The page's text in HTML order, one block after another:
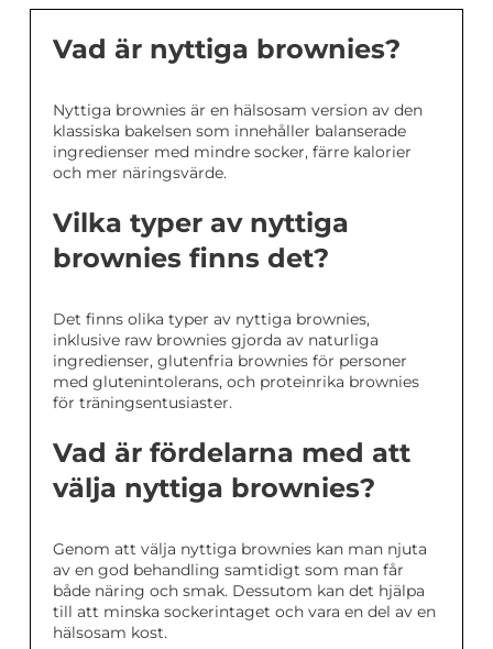
Vad är nyttiga brownies?
Nyttiga brownies är en hälsosam version av den
klassiska bakelsen som innehåller balanserade
ingredienser med mindre socker, färre kalorier
och mer näringsvärde.
Vilka typer av nyttiga
brownies finns det?
Det finns olika typer av nyttiga brownies,
inklusive raw brownies gjorda av naturliga
ingredienser, glutenfria brownies för personer
med glutenintolerans, och proteinrika brownies
för träningsentusiaster.
Vad är fördelarna med att
välja nyttiga brownies?
Genom att välja nyttiga brownies kan man njuta
av en god behandling samtidigt som man får
både näring och smak. Dessutom kan det hjälpa
till att minska sockerintaget och vara en del av en
hälsosam kost.